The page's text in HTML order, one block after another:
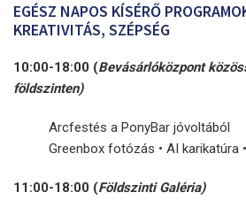
EGÉSZ NAPOS KÍSÉRŐ
KREATIVITÁS, SZÉPSÉG
10:00-18:00 (Bevásárlóközpont
földszinten)
Arcfestés a PonyBar jóvoltából
Greenbox fotózás • AI karikatúra
11:00-18:00 (Földszinti Galéria)